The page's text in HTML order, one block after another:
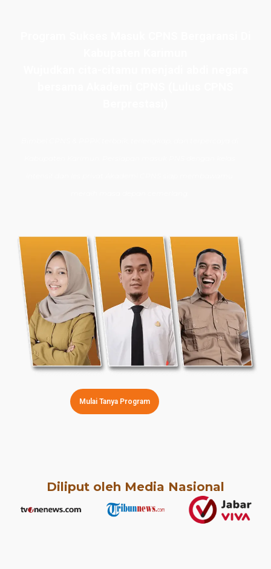
Mulai Tanya Program
Diliput oleh Media Nasional